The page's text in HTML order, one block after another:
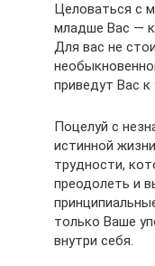
Целоваться с
младше Вас —
Для вас не
приведут Вас к
Поцелуй с
истинной
трудности,
преодолеть и
только Ваше
внутри себя.